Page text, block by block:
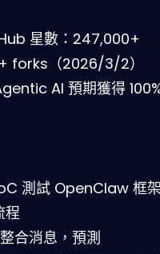
星數：247,000+
forks（2026/3/2）
AI 預期獲得
測試 OpenClaw 框
程
合消息，預測